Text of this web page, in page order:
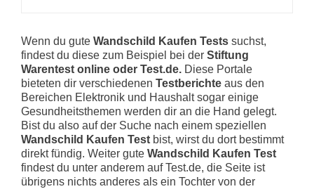
Wenn du gute Wandschild Kaufen Tests suchst,
findest du diese zum Beispiel bei der Stiftung
Warentest online oder Test.de. Diese Portale
bieteten dir verschiedenen Testberichte aus den
Bereichen Elektronik und Haushalt sogar einige
Gesundheitsthemen werden dir an die Hand gelegt.
Bist du also auf der Suche nach einem speziellen
Wandschild Kaufen Test bist, wirst du dort bestimmt
direkt fündig. Weiter gute Wandschild Kaufen Test
findest du unter anderem auf Test.de, die Seite ist
übrigens nichts anderes als ein Tochter von der